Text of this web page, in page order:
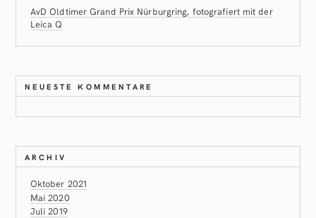
AvD Oldtimer Grand Prix Nürburgring, fotografiert mit der
Leica Q
NEUESTE KOMMENTARE
ARCHIV
Oktober 2021
Mai 2020
Juli 2019